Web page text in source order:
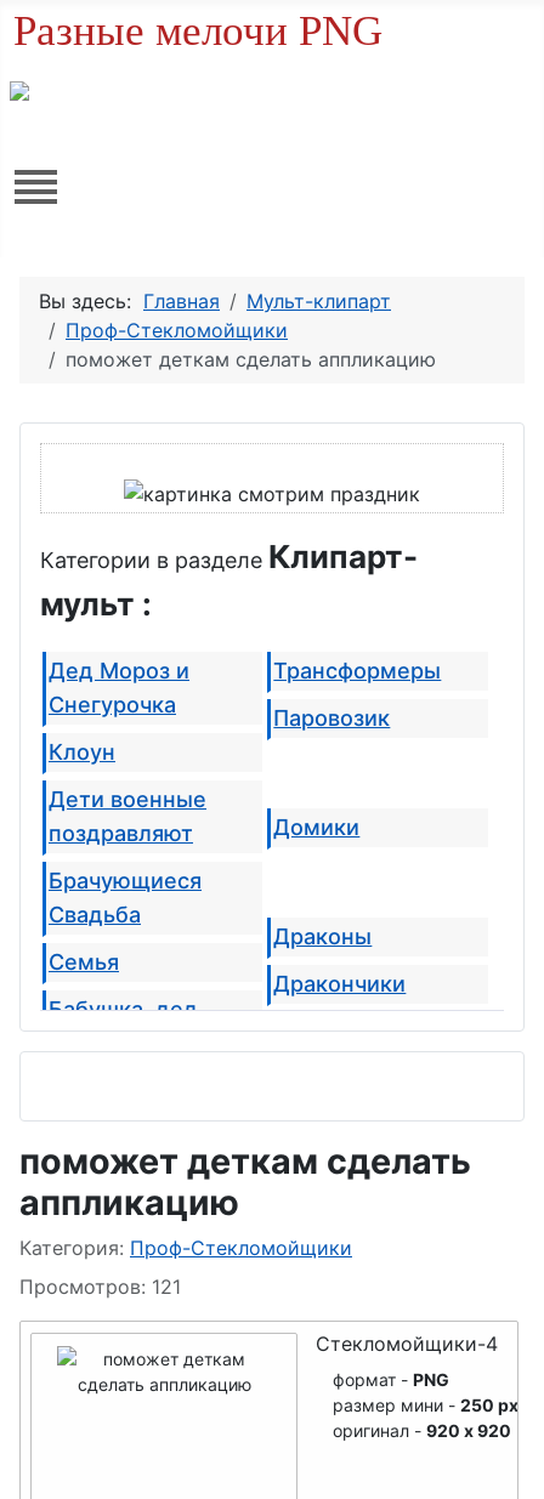
Разные мелочи PNG
Вы здесь: Главная
Мульт-клипарт
Проф-Стекломойщики
поможет деткам сделать аппликацию
Категории в разделе Клипарт-
мульт :
Дед Мороз и
Снегурочка
Клоун
Дети военные
поздравляют
Брачующиеся
Свадьба
Семья
Бабушка, дед
Будущая мама
Снеговик
Бабка-Ёжка
Ведьма
Монстры-3Д
Монстры-чудики
Трансформеры
Паровозик
Домики
Драконы
Дракончики
Тигрята
Белочки
Заяц
Сова
поможет деткам сделать
аппликацию
Информация о материале
Категория: Проф-Стекломойщики
Просмотров: 121
Стекломойщики-4
формат - PNG
размер мини - 250 px
оригинал - 920 x 920